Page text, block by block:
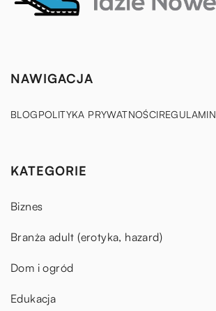
NAWIGACJA
BLOGPOLITYKA PRYWATNOŚCIREGULAMIN
KATEGORIE
Biznes
Branża adult (erotyka, hazard)
Dom i ogród
Edukacja